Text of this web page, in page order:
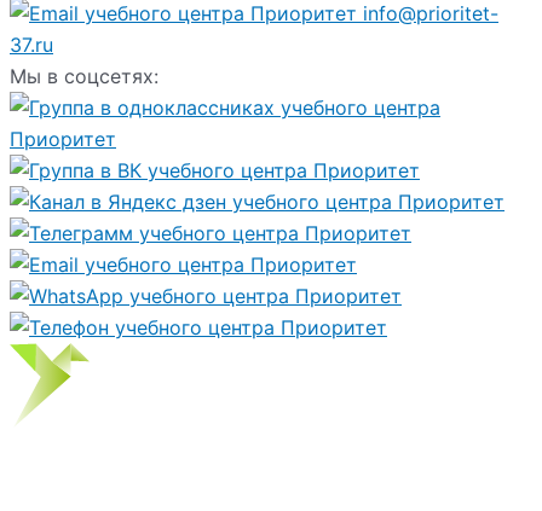
info@prioritet-
37.ru
Мы в соцсетях: